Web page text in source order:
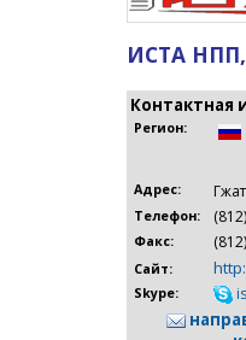
ИСТА
Контактная
Регион:
Адрес:
Телефон:
Факс:
Сайт:
Skype: